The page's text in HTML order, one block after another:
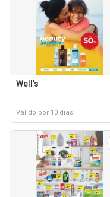
Well's
Válido por 10 dias